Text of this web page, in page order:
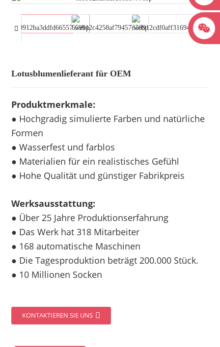
Lotusblumenlieferant für OEM
Produktmerkmale:
● Hochgradig simulierte Farben und natürliche
Formen
● Wasserfest und farblos
● Materialien für ein realistisches Gefühl
● Hohe Qualität und günstiger Fabrikpreis
Werksausstattung:
● Über 25 Jahre Produktionserfahrung
● Das Werk hat 318 Mitarbeiter
● 168 automatische Maschinen
● Die Tagesproduktion beträgt 200.000 Stück.
● 10 Millionen Socken
KONTAKTIEREN SIE UNS